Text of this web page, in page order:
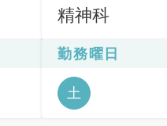
精神科
勤務曜日
土